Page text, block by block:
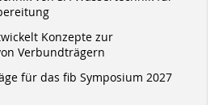
Konzepte zur
Verbundträgern
für das fib Symposium 2027